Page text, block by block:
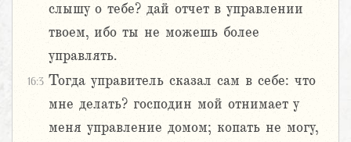
слышу о тебе? дай отчет в управлении
твоем, ибо ты не можешь более
управлять.
16:3 Тогда управитель сказал сам в себе: что
мне делать? господин мой отнимает у
меня управление домом; копать не могу,